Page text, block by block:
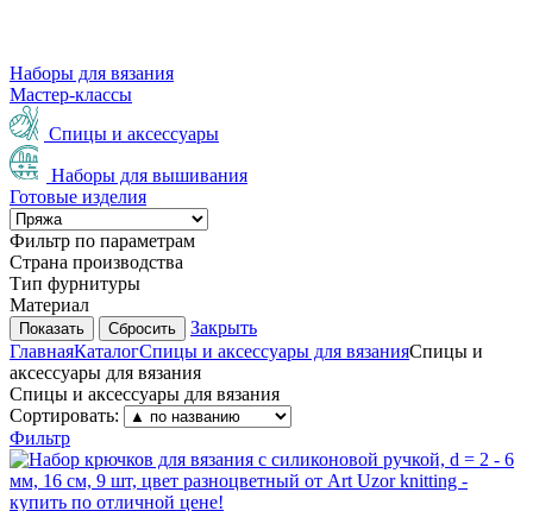
Наборы для вязания
Мастер-классы
Спицы и аксессуары
Наборы для вышивания
Готовые изделия
Фильтр по параметрам
Страна производства
Тип фурнитуры
Материал
Сбросить
Закрыть
ГлавнаяКаталогСпицы и аксессуары для вязанияСпицы и
аксессуары для вязания
Спицы и аксессуары для вязания
Сортировать:
Фильтр